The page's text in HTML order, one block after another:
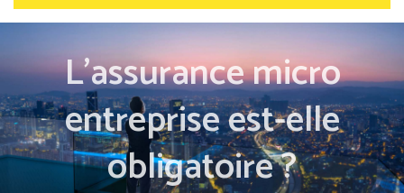
L’assurance micro
entreprise est-elle
obligatoire ?